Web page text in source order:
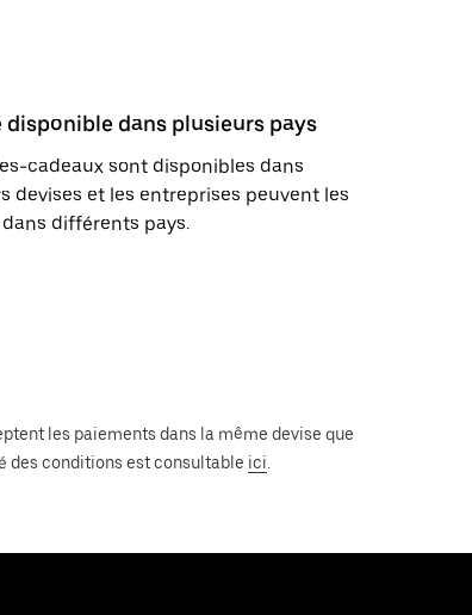
disponible dans plusieurs pays
cadeaux sont disponibles dans
devises et les entreprises peuvent les
différents pays.
les paiements dans la même devise que
des conditions est consultable ici